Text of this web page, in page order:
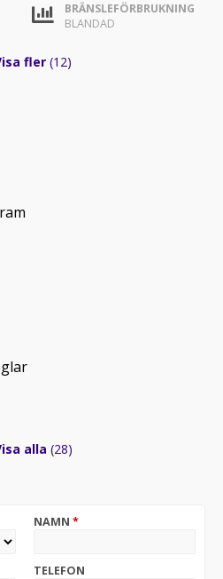
BRÄNSLEFÖRBRUKNING
BLANDAD
fler (12)
alla (28)
NAMN *
TELEFON